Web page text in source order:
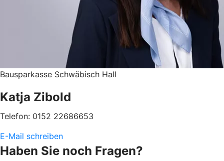
Bausparkasse Schwäbisch Hall
Katja Zibold
Telefon: 0152 22686653
E-Mail schreiben
Haben Sie noch Fragen?